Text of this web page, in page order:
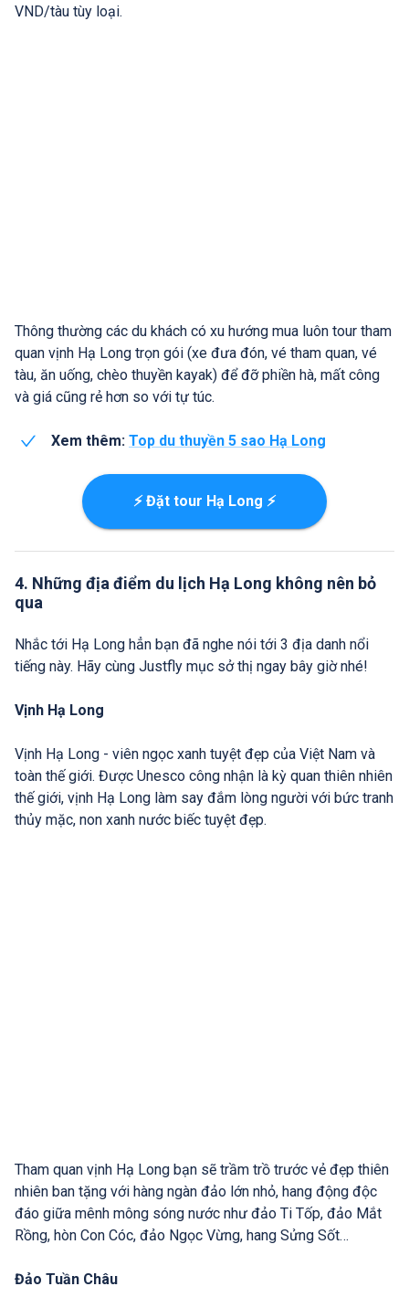
VND/tàu tùy loại.
Thông thường các du khách có xu hướng mua luôn tour tham
quan vịnh Hạ Long trọn gói (xe đưa đón, vé tham quan, vé
tàu, ăn uống, chèo thuyền kayak) để đỡ phiền hà, mất công
và giá cũng rẻ hơn so với tự túc.
Xem thêm: Top du thuyền 5 sao Hạ Long
⚡ Đặt tour Hạ Long ⚡
4. Những địa điểm du lịch Hạ Long không nên bỏ
qua
Nhắc tới Hạ Long hẳn bạn đã nghe nói tới 3 địa danh nổi
tiếng này. Hãy cùng Justfly mục sở thị ngay bây giờ nhé!
Vịnh Hạ Long
Vịnh Hạ Long - viên ngọc xanh tuyệt đẹp của Việt Nam và
toàn thế giới. Được Unesco công nhận là kỳ quan thiên nhiên
thế giới, vịnh Hạ Long làm say đắm lòng người với bức tranh
thủy mặc, non xanh nước biếc tuyệt đẹp.
Tham quan vịnh Hạ Long bạn sẽ trầm trồ trước vẻ đẹp thiên
nhiên ban tặng với hàng ngàn đảo lớn nhỏ, hang động độc
đáo giữa mênh mông sóng nước như đảo Ti Tốp, đảo Mắt
Rồng, hòn Con Cóc, đảo Ngọc Vừng, hang Sửng Sốt…
Đảo Tuần Châu